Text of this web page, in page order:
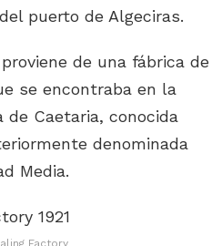
puerto de Algeciras.
de una fábrica de
se encontraba en la
de Caetaria, conocida
denominada
Media.
Factory